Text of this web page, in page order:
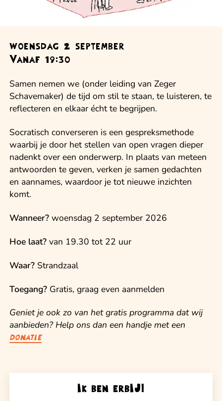
woensdag 2 september
Vanaf 19:30
Samen nemen we (onder leiding van Zeger
Schavemaker) de tijd om stil te staan, te luisteren, te
reflecteren en elkaar écht te begrijpen.
Socratisch converseren is een gespreksmethode
waarbij je door het stellen van open vragen dieper
nadenkt over een onderwerp. In plaats van meteen
antwoorden te geven, verken je samen gedachten
en aannames, waardoor je tot nieuwe inzichten
komt.
Wanneer? woensdag 2 september 2026
Hoe laat? van 19.30 tot 22 uur
Waar? Strandzaal
Toegang? Gratis, graag even aanmelden
Geniet je ook zo van het gratis programma dat wij
aanbieden? Help ons dan een handje met een
donatie
Ik ben erbIJ!